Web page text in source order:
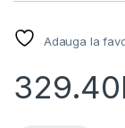
Adauga la
329.40